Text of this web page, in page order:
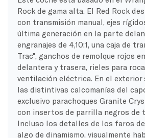
Rock de gama alta. El Red Rock
con transmisión manual, ejes
última generación en la parte
engranajes de 4,10:1, una caja de
Trac", ganchos de remolque rojos
delantera y trasera, rieles para
ventilación eléctrica. En el exterior
las distintivas calcomanías del
exclusivo parachoques Granite
con insertos de parrilla negros de
Incluso los detalles de los faros
algo de dinamismo, visualmente